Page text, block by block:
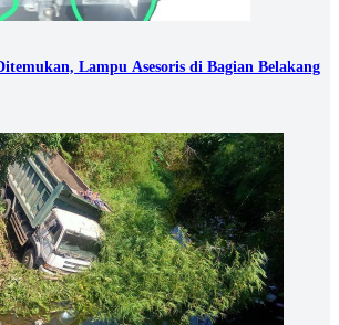
Lampu Asesoris di Bagian Belakang